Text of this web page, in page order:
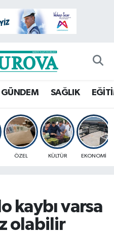
GÜNDEM SAĞLIK
ÖZEL KÜLTÜR EKONOMİ
kaybı varsa
olabilir
Haritası
ve Fikstür